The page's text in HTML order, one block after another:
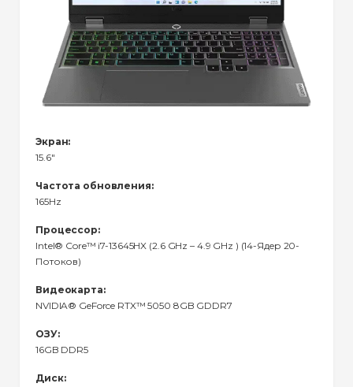
Экран:
15.6"
Частота обновления:
165Hz
Процессор:
Intel® Core™ i7-13645HX (2.6 GHz – 4.9 GHz ) (14-Ядeр 20-
Потоков)
Видеокарта:
NVIDIA® GeForce RTX™ 5050 8GB GDDR7
ОЗУ:
16GB DDR5
Диск: